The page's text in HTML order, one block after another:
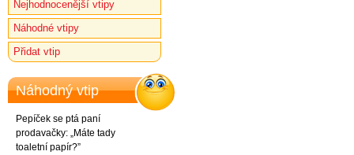
Nejhodnocenější vtipy
Náhodné vtipy
Přidat vtip
Náhodný vtip
Pepíček se ptá paní
prodavačky: „Máte tady
toaletní papír?”